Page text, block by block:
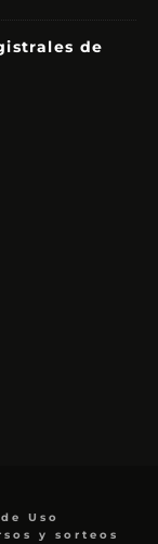
de
Uso
y sorteos